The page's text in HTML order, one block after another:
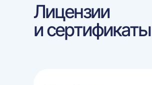
Лицензии
и сертификаты